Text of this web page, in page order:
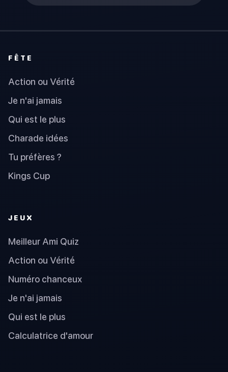
FÊTE
Action ou Vérité
Je n'ai jamais
Qui est le plus
Charade idées
Tu préfères ?
Kings Cup
JEUX
Meilleur Ami Quiz
Action ou Vérité
Numéro chanceux
Je n'ai jamais
Qui est le plus
Calculatrice d'amour